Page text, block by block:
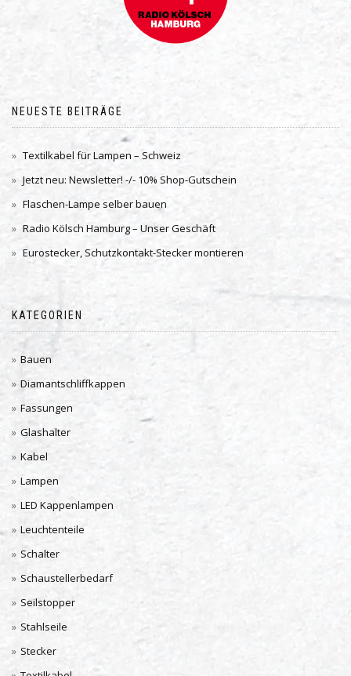
NEUESTE BEITRÄGE
Textilkabel für Lampen – Schweiz
Jetzt neu: Newsletter! -/- 10% Shop-Gutschein
Flaschen-Lampe selber bauen
Radio Kölsch Hamburg – Unser Geschäft
Eurostecker, Schutzkontakt-Stecker montieren
KATEGORIEN
Bauen
Diamantschliffkappen
Fassungen
Glashalter
Kabel
Lampen
LED Kappenlampen
Leuchtenteile
Schalter
Schaustellerbedarf
Seilstopper
Stahlseile
Stecker